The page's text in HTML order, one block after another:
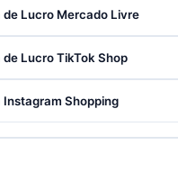
de Lucro Mercado Livre
Lucro TikTok Shop
Shopping